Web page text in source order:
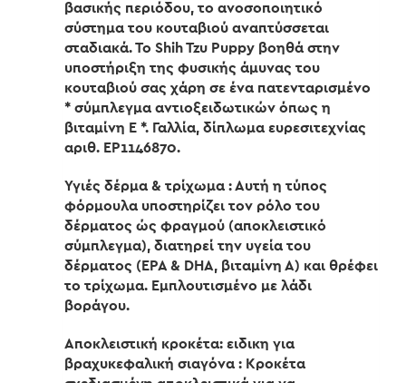
βασικής περιόδου, το ανοσοποιητικό
σύστημα του κουταβιού αναπτύσσεται
σταδιακά. Το Shih Tzu Puppy βοηθά στην
υποστήριξη της φυσικής άμυνας του
κουταβιού σας χάρη σε ένα πατενταρισμένο
* σύμπλεγμα αντιοξειδωτικών όπως η
βιταμίνη Ε *. Γαλλία, δίπλωμα ευρεσιτεχνίας
αριθ. ΕΡ1146870.
Υγιές δέρμα & τρίχωμα : Αυτή η τύπος
φόρμουλα υποστηρίζει τον ρόλο του
δέρματος ώς φραγμού (αποκλειστικό
σύμπλεγμα), διατηρεί την υγεία του
δέρματος (EPA & DHA, βιταμίνη Α) και θρέφει
το τρίχωμα. Εμπλουτισμένο με λάδι
βοράγου.
Αποκλειστική κροκέτα: ειδικη για
βραχυκεφαλική σιαγόνα : Κροκέτα